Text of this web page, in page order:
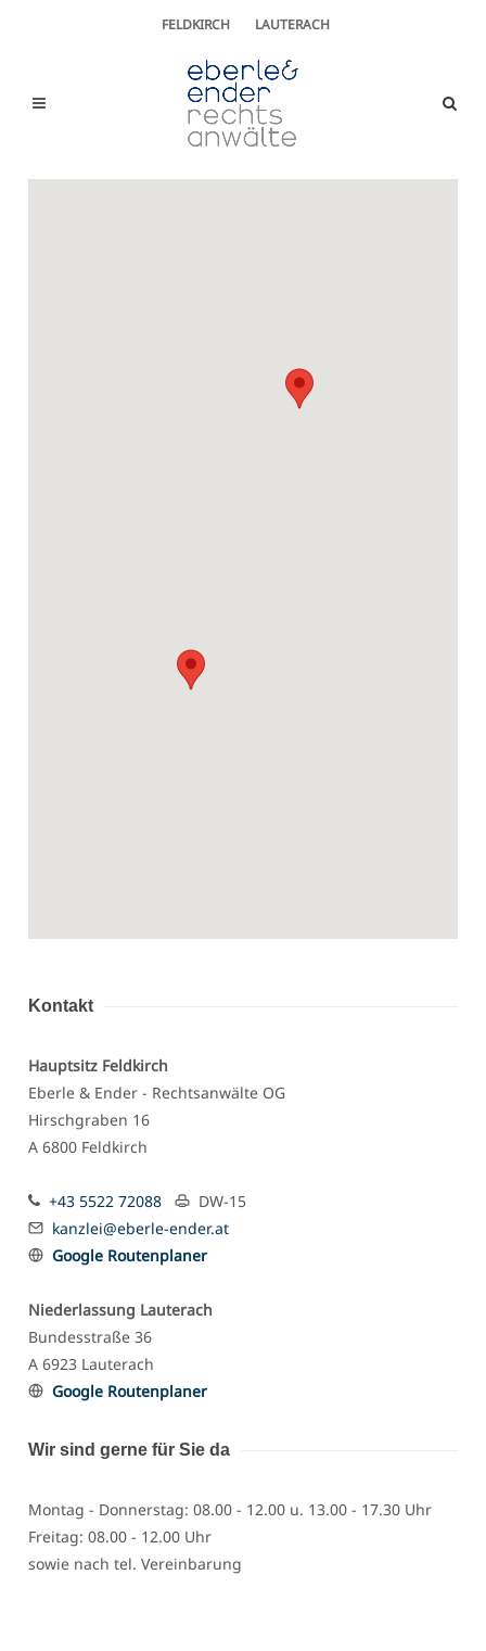
FELDKIRCH LAUTERACH
Kontakt
Hauptsitz Feldkirch
Eberle & Ender - Rechtsanwälte OG
Hirschgraben 16
A 6800 Feldkirch
+43 5522 72088
DW-15
kanzlei@eberle-ender.at
Google Routenplaner
Niederlassung Lauterach
Bundesstraße 36
A 6923 Lauterach
Google Routenplaner
Wir sind gerne für Sie da
Montag - Donnerstag: 08.00 - 12.00 u. 13.00 - 17.30 Uhr
Freitag: 08.00 - 12.00 Uhr
sowie nach tel. Vereinbarung